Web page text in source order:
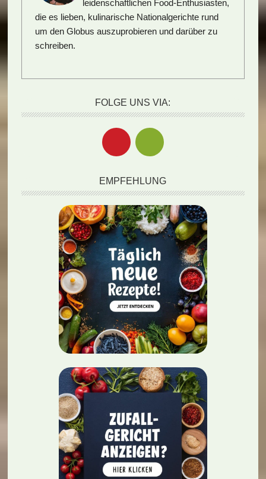
leidenschaftlichen Food-Enthusiasten,
die es lieben, kulinarische Nationalgerichte rund
um den Globus auszuprobieren und darüber zu
schreiben.
FOLGE UNS VIA:
EMPFEHLUNG